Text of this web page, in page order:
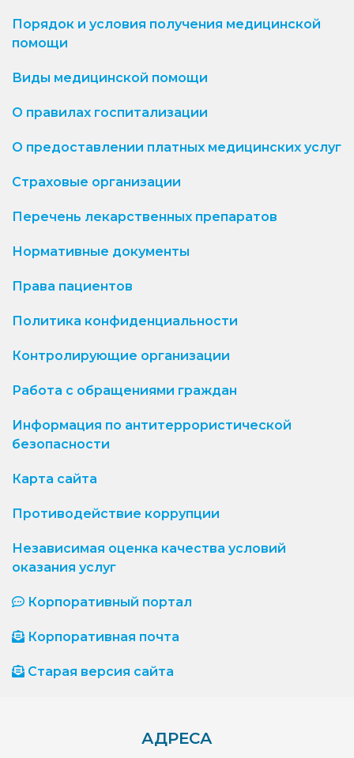
Порядок и условия получения медицинской
помощи
Виды медицинской помощи
О правилах госпитализации
О предоставлении платных медицинских услуг
Страховые организации
Перечень лекарственных препаратов
Нормативные документы
Права пациентов
Политика конфиденциальности
Контролирующие организации
Работа с обращениями граждан
Информация по антитеррористической
безопасности
Карта сайта
Противодействие коррупции
Независимая оценка качества условий
оказания услуг
Корпоративный портал
Корпоративная почта
Старая версия сайта
АДРЕСА